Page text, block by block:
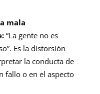
mala
“La gente no es
Es la distorsión
la conducta de
fallo o en el aspecto